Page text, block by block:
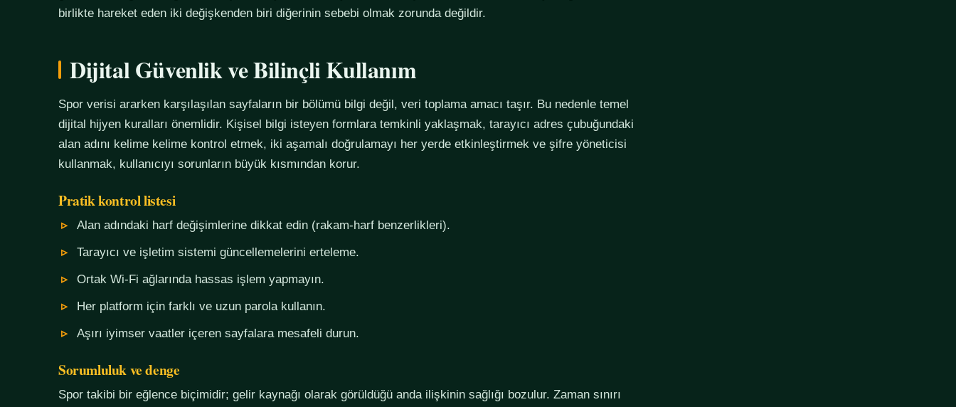
birlikte hareket eden iki değişkenden biri diğerinin sebebi olmak zorunda değildir.
Dijital Güvenlik ve Bilinçli Kullanım
Spor verisi ararken karşılaşılan sayfaların bir bölümü bilgi değil, veri toplama amacı taşır. Bu nedenle temel
dijital hijyen kuralları önemlidir. Kişisel bilgi isteyen formlara temkinli yaklaşmak, tarayıcı adres çubuğundaki
alan adını kelime kelime kontrol etmek, iki aşamalı doğrulamayı her yerde etkinleştirmek ve şifre yöneticisi
kullanmak, kullanıcıyı sorunların büyük kısmından korur.
Pratik kontrol listesi
Alan adındaki harf değişimlerine dikkat edin (rakam-harf benzerlikleri).
Tarayıcı ve işletim sistemi güncellemelerini erteleme.
Ortak Wi-Fi ağlarında hassas işlem yapmayın.
Her platform için farklı ve uzun parola kullanın.
Aşırı iyimser vaatler içeren sayfalara mesafeli durun.
Sorumluluk ve denge
Spor takibi bir eğlence biçimidir; gelir kaynağı olarak görüldüğü anda ilişkinin sağlığı bozulur. Zaman sınırı